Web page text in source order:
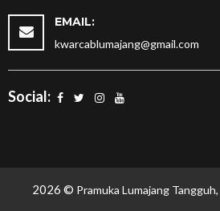
EMAIL:
kwarcablumajang@gmail.com
Social:
2026 © Pramuka Lumajang Tangguh,